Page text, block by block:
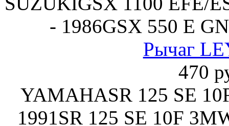
- 1986GSX 550 E
Рычаг
470
YAMAHASR 125 SE
1991SR 125 SE 10F